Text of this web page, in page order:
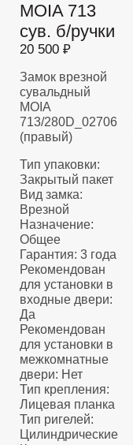
MOIA 713
сув. б/ручки
20 500 ₽
Замок врезной
сувальдный
MOIA
713/280D_02706
(правый)
Тип упаковки:
Закрытый пакет
Вид замка:
Врезной
Назначение:
Общее
Гарантия: 3 года
Рекомендован
для установки в
входные двери:
Да
Рекомендован
для установки в
межкомнатные
двери: Нет
Тип крепления:
Лицевая планка
Тип ригелей:
Цилиндрические